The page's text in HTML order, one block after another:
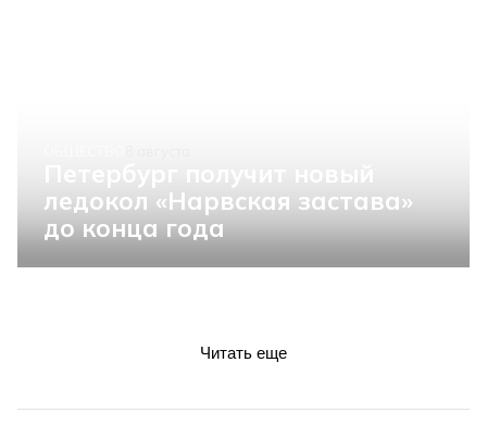
ледокол «Нарвская застава»
до конца года
Читать еще